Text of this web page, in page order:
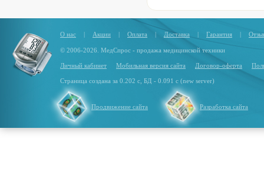
О нас | Акции | Оплата | Доставка | Гарантия |
© 2006-2026. МедСпрос - продажа медицинской техники
Личный кабинет Мобильная версия сайта Договор-оферта
Страница создана за 0.202 с, БД - 0.091 с (new server)
Продвижение сайта Разработка сайта